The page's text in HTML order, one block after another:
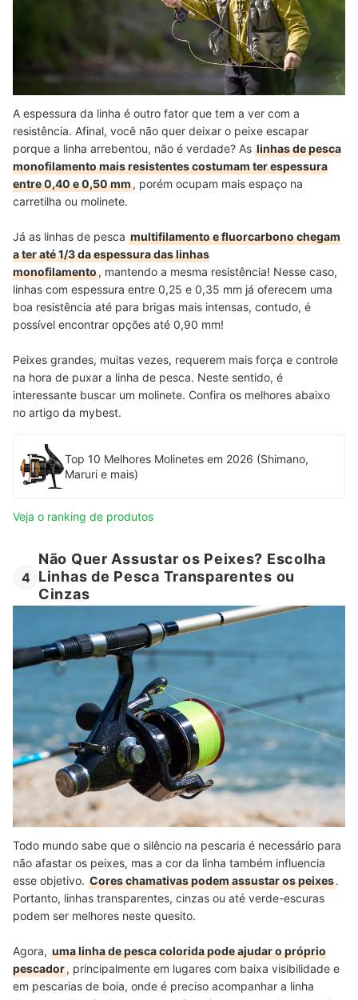
A espessura da linha é outro fator que tem a ver com a
resistência. Afinal, você não quer deixar o peixe escapar
porque a linha arrebentou, não é verdade? As linhas de pesca
monofilamento mais resistentes costumam ter espessura
entre 0,40 e 0,50 mm, porém ocupam mais espaço na
carretilha ou molinete.
Já as linhas de pesca multifilamento e fluorcarbono chegam
a ter até 1/3 da espessura das linhas
monofilamento, mantendo a mesma resistência! Nesse caso,
linhas com espessura entre 0,25 e 0,35 mm já oferecem uma
boa resistência até para brigas mais intensas, contudo, é
possível encontrar opções até 0,90 mm!
Peixes grandes, muitas vezes, requerem mais força e controle
na hora de puxar a linha de pesca. Neste sentido, é
interessante buscar um molinete. Confira os melhores abaixo
no artigo da mybest.
Top 10 Melhores Molinetes em 2026 (Shimano,
Maruri e mais)
Veja o ranking de produtos
4
Não Quer Assustar os Peixes? Escolha
Linhas de Pesca Transparentes ou
Cinzas
Todo mundo sabe que o silêncio na pescaria é necessário para
não afastar os peixes, mas a cor da linha também influencia
esse objetivo. Cores chamativas podem assustar os peixes.
Portanto, linhas transparentes, cinzas ou até verde-escuras
podem ser melhores neste quesito.
Agora, uma linha de pesca colorida pode ajudar o próprio
pescador, principalmente em lugares com baixa visibilidade e
em pescarias de boia, onde é preciso acompanhar a linha